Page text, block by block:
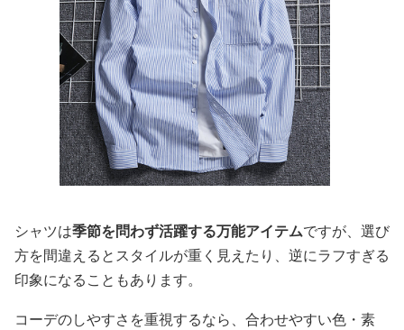
シャツは季節を問わず活躍する万能アイテムですが、選び
方を間違えるとスタイルが重く見えたり、逆にラフすぎる
印象になることもあります。
コーデのしやすさを重視するなら、合わせやすい色・素